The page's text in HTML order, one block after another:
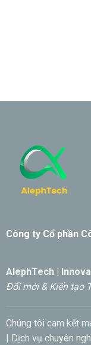
Công ty Cổ phần
AlephTech |
Đổi mới & Kiến tạo
Chúng tôi cam kết
| Dịch vụ chuyên